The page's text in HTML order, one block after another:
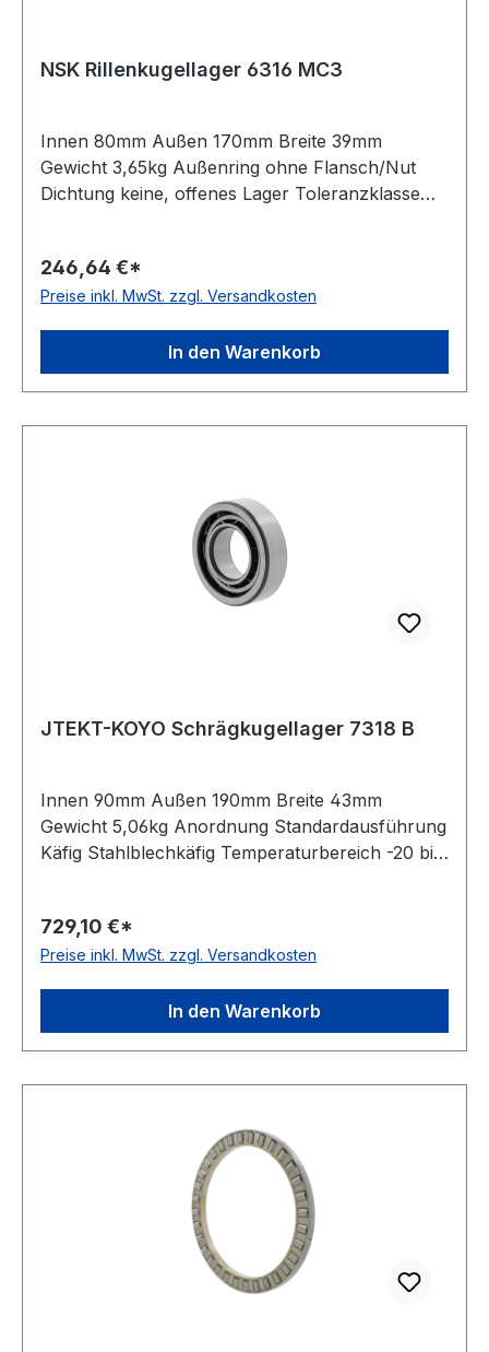
NSK Rillenkugellager 6316 MC3
Innen 80mm Außen 170mm Breite 39mm
Gewicht 3,65kg Außenring ohne Flansch/Nut
Dichtung keine, offenes Lager Toleranzklasse
Bohrung Lagerluft leicht erhöhte Radiallagerluft
Käfig Messingkäfig Material Standard-
°C Material der Wälzkörper Standard-
Wälzlagerstahl Kugelreihen einreihiges Lager
246,64 €*
Preise inkl. MwSt. zzgl. Versandkosten
In den Warenkorb
JTEKT-KOYO Schrägkugellager 7318 B
Innen 90mm Außen 190mm Breite 43mm
Gewicht 5,06kg Anordnung Standardausführung
Käfig Stahlblechkäfig Temperaturbereich -20 bis
Dichtung keine, offenes Lager Außenring ohne
Flansch/Nut Lagerluft normale Radiallagerluft
729,10 €*
Preise inkl. MwSt. zzgl. Versandkosten
In den Warenkorb